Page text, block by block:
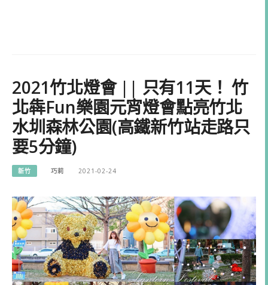
2021竹北燈會 || 只有11天！ 竹
北犇Fun樂園元宵燈會點亮竹北
水圳森林公園(高鐵新竹站走路只
要5分鐘)
新竹 巧莉 2021-02-24